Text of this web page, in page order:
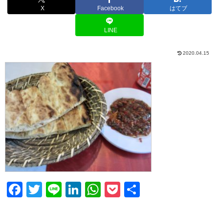
X Facebook はてブ
LINE
2020.04.15
F
T
Li
Li
W P